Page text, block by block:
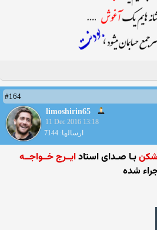
#164
limoshirin65
11 Dec 2016 13:18
ارسالها: 7144
بـا صـدای استادایــرج خــواجــه
شده